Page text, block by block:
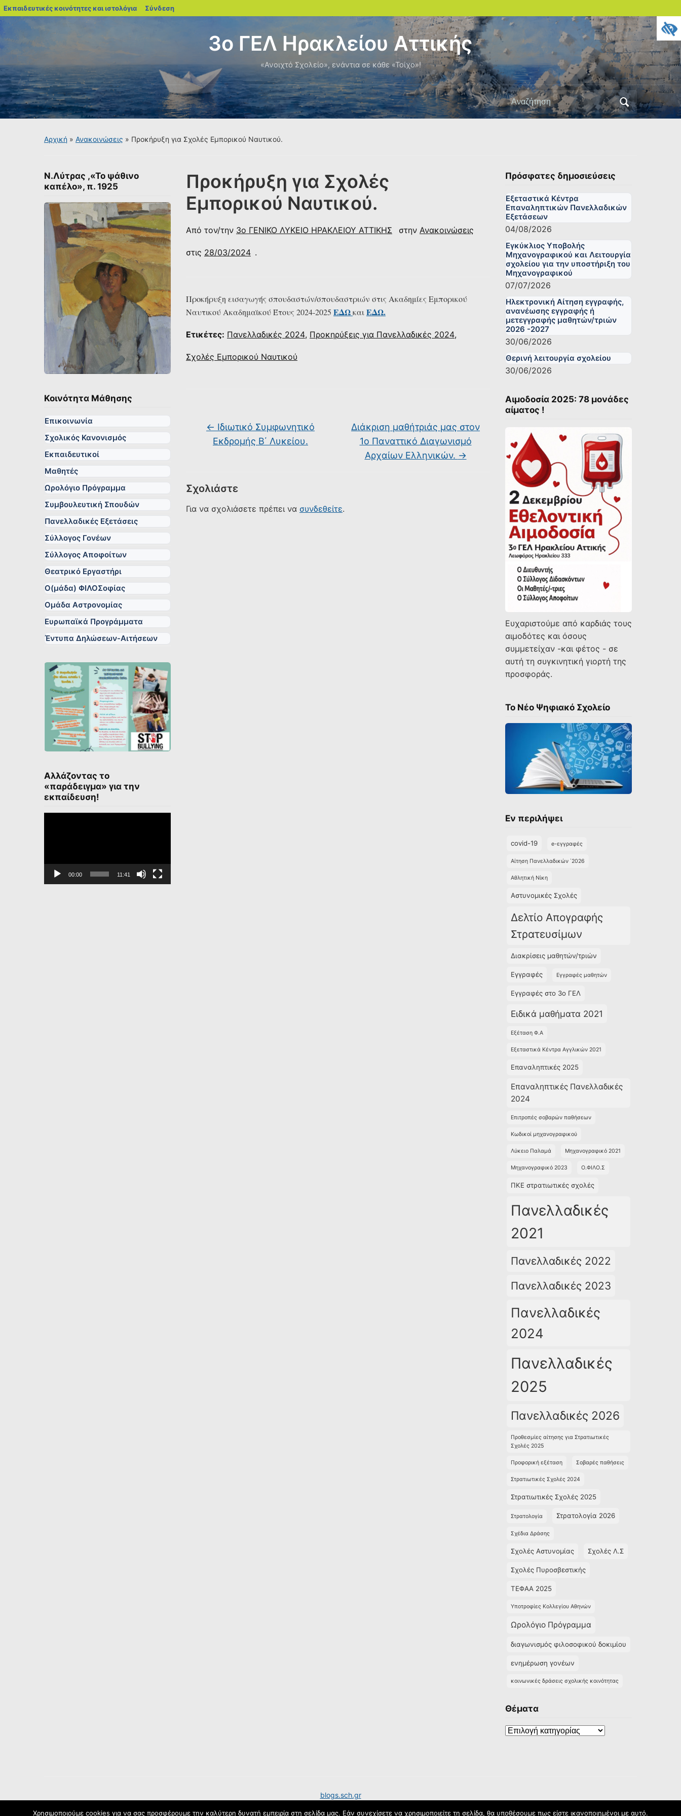
Εκπαιδευτικές κοινότητες και ιστολόγια blogs.sch.gr
Σύνδεση
3ο ΓΕΛ Ηρακλείου Αττικής
«Ανοιχτό Σχολείο», ενάντια σε κάθε «Τοίχο»!
Αναζήτηση
για:
Αρχική » Ανακοινώσεις » Προκήρυξη για Σχολές Εμπορικού Ναυτικού.
Ν.Λύτρας ,«Το ψάθινο
καπέλο», π. 1925
Κοινότητα Μάθησης
Επικοινωνία
Σχολικός Κανονισμός
Εκπαιδευτικοί
Μαθητές
Ωρολόγιο Πρόγραμμα
Συμβουλευτική Σπουδών
Πανελλαδικές Εξετάσεις
Σύλλογος Γονέων
Σύλλογος Αποφοίτων
Θεατρικό Εργαστήρι
Ο(μάδα) ΦΙΛΟΣοφίας
Ομάδα Αστρονομίας
Ευρωπαϊκά Προγράμματα
Έντυπα Δηλώσεων-Αιτήσεων
Αλλάζοντας το
«παράδειγμα» για την
εκπαίδευση!
00:00 11:41
Προκήρυξη για Σχολές
Εμπορικού Ναυτικού.
Από τον/την 3ο ΓΕΝΙΚΟ ΛΥΚΕΙΟ ΗΡΑΚΛΕΙΟΥ ΑΤΤΙΚΗΣ στην Ανακοινώσεις
στις 28/03/2024 .
Προκήρυξη εισαγωγής σπουδαστών/σπουδαστριών στις Ακαδημίες Εμπορικού
Ναυτικού Ακαδημαϊκού Έτους 2024-2025 ΕΔΩκαιΕΔΩ.
Ετικέτες: Πανελλαδικές 2024, Προκηρύξεις για Πανελλαδικές 2024,
Σχολές Εμπορικού Ναυτικού
← Ιδιωτικό Συμφωνητικό
Εκδρομής Β΄ Λυκείου.
Διάκριση μαθήτριάς μας στον
1ο Παναττικό Διαγωνισμό
Αρχαίων Ελληνικών. →
Σχολιάστε
Για να σχολιάσετε πρέπει να συνδεθείτε.
Πρόσφατες δημοσιεύσεις
Εξεταστικά Κέντρα
Επαναληπτικών Πανελλαδικών
Εξετάσεων
04/08/2026
Εγκύκλιος Υποβολής
Μηχανογραφικού και Λειτουργία
σχολείου για την υποστήριξη του
Μηχανογραφικού
07/07/2026
Ηλεκτρονική Αίτηση εγγραφής,
ανανέωσης εγγραφής ή
μετεγγραφής μαθητών/τριών
2026 -2027
30/06/2026
Θερινή λειτουργία σχολείου
30/06/2026
Αιμοδοσία 2025: 78 μονάδες
αίματος !
Ευχαριστούμε από καρδιάς τους
αιμοδότες και όσους
συμμετείχαν -και φέτος - σε
αυτή τη συγκινητική γιορτή της
προσφοράς.
Το Νέο Ψηφιακό Σχολείο
Εν περιλήψει
covid-19 e-εγγραφές
Αίτηση Πανελλαδικών ΄2026
Αθλητική Νίκη
Αστυνομικές Σχολές
Δελτίο Απογραφής
Στρατευσίμων
Διακρίσεις μαθητών/τριών
Εγγραφές Εγγραφές μαθητών
Εγγραφές στο 3ο ΓΕΛ
Ειδικά μαθήματα 2021
Εξέταση Φ.Α
Εξεταστικά Κέντρα Αγγλικών 2021
Επαναληπτικές 2025
Επαναληπτικές Πανελλαδικές
2024
Επιτροπές σοβαρών παθήσεων
Κωδικοί μηχανογραφικού
Λύκειο Παλαμά Μηχανογραφικό 2021
Μηχανογραφικό 2023 Ο.ΦΙΛΟ.Σ
ΠΚΕ στρατιωτικές σχολές
Πανελλαδικές
2021
Πανελλαδικές 2022
Πανελλαδικές 2023
Πανελλαδικές
2024
Πανελλαδικές
2025
Πανελλαδικές 2026
Προθεσμίες αίτησης για Στρατιωτικές
Σχολές 2025
Προφορική εξέταση Σοβαρές παθήσεις
Στρατιωτικές Σχολές 2024
Στρατιωτικές Σχολές 2025
Στρατολογία Στρατολογία 2026
Σχέδια Δράσης
Σχολές Αστυνομίας Σχολές Λ.Σ
Σχολές Πυροσβεστικής
ΤΕΦΑΑ 2025
Υποτροφίες Κολλεγίου Αθηνών
Ωρολόγιο Πρόγραμμα
διαγωνισμός φιλοσοφικού δοκιμίου
ενημέρωση γονέων
κοινωνικές δράσεις σχολικής κοινότητας
Θέματα
Θέματα
blogs.sch.gr
Χρησιμοποιούμε cookies για να σας προσφέρουμε την καλύτερη δυνατή εμπειρία στη σελίδα μας. Εάν συνεχίσετε να χρησιμοποιείτε τη σελίδα, θα υποθέσουμε πως είστε ικανοποιημένοι με αυτό.